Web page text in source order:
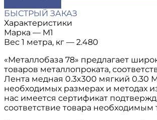
БЫСТРЫЙ ЗАКАЗ
Характеристики
Марка — М1
Вес 1 метра, кг — 2.480
«Металлобаза 78» предлагает
товаров металлопроката,
Лента медная 0.3x300 мягкий 0.30
необходимых размерах и методах
нас имеется сертификат
соответствие товара